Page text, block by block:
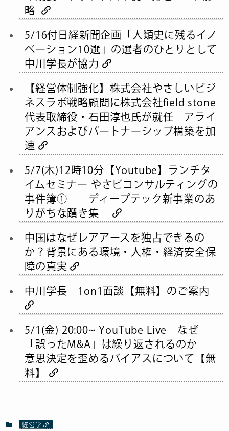
略
5/16付日経新聞企画「人類史に残るイノ
ベーション10選」の選者のひとりとして
中川学長が協力
【経営体制強化】株式会社やさしいビジ
ネスラボ戦略顧問に株式会社field stone
代表取締役・石田淳也氏が就任 アライ
アンスおよびパートナーシップ構築を加
速
5/7(木)12時10分【Youtube】ランチタ
イムセミナー やさビコンサルティングの
事件簿① ―ディープテック新事業のあ
りがちな躓き集―
中国はなぜレアアースを独占できるの
か？背景にある環境・人権・経済安全保
障の真実
中川学長 1on1面談【無料】のご案内
5/1(金) 20:00~ YouTube Live なぜ
「誤ったM&A」は繰り返されるのか ―
意思決定を歪めるバイアスについて【無
料】
経営学